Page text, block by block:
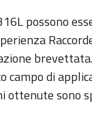
possono
brevettata.
di
sono